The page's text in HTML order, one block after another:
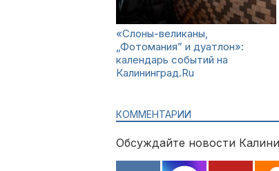
«Слоны-великаны,
„Фотомания” и дуатлон»:
календарь событий на
Калининград.Ru
КОММЕНТАРИИ
Обсуждайте новости